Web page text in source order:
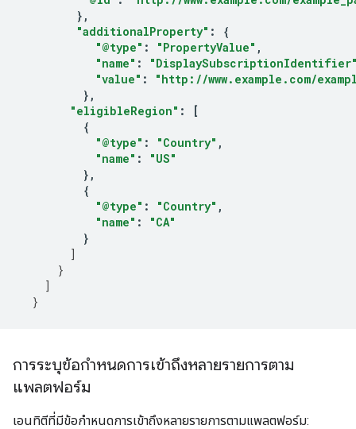
},
"additionalProperty" :
{
"@type" : "PropertyValue" ,
"name" :
"value" :
"http://www.example.com/
},
"eligibleRegion" :
[
{
"@type" : "Country" ,
"name" :
"US"
},
{
"@type" : "Country" ,
"name" :
"CA"
}
]
}
]
}
การระบุข้อกำหนดการเข้าถึงหลายรายการตาม
แพลตฟอร์ม
เอนทิตีที่มีข้อกำหนดการเข้าถึงหลายรายการตามแพลตฟอร์ม: